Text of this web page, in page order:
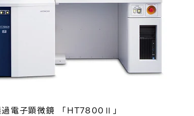
過電子顕微鏡 「HT7800Ⅱ」